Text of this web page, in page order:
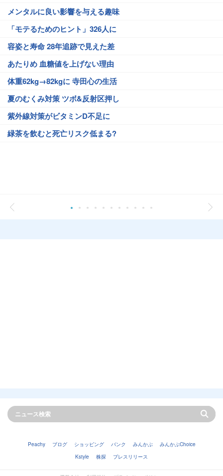
メンタルに良い影響を与える趣味
「モテるためのヒント」326人に
容姿と寿命 28年追跡で見えた差
あたりめ 血糖値を上げない理由
体重62kg→82kgに 寺田心の生活
夏のむくみ対策 ツボ&反射区押し
紫外線対策がビタミンD不足に
緑茶を飲むと死亡リスク低まる?
Peachy ブログ ショッピング バンク みんかぶ
みんかぶChoice
Kstyle
株探 プレスリリース